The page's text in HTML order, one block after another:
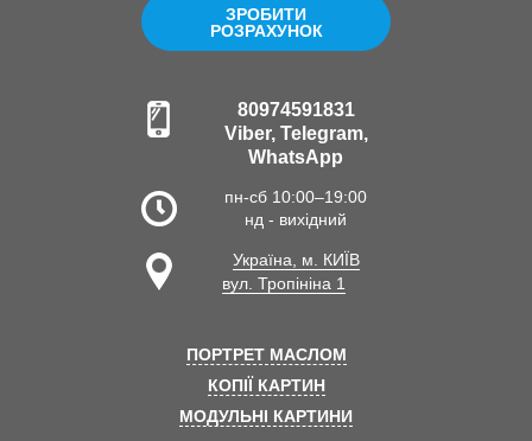
ПОРТРЕТ МАСЛОМ
КОПІЇ КАРТИН
МОДУЛЬНІ КАРТИНИ
ЗРОБИТИ
РОЗРАХУНОК
80974591831
Viber, Telegram,
WhatsApp
пн-сб 10:00–19:00
нд - вихідний
Україна, м. КИЇВ
вул. Тропініна 1